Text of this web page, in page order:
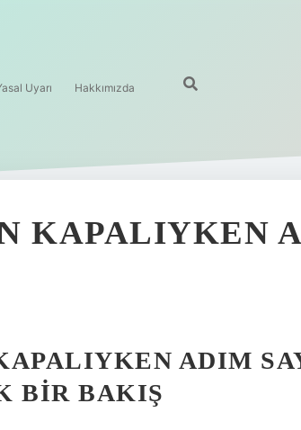
Uyarı Hakkımızda
KAPALIYKEN
ADIM
BIR BAKIŞ